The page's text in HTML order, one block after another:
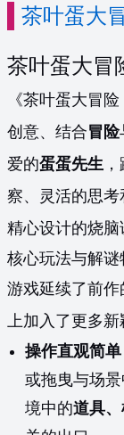
茶叶蛋大
茶叶蛋大冒
《茶叶蛋大冒
创意、结合冒险
爱的蛋蛋先生
察、灵活的思
精心设计的烧脑
核心玩法与解谜
游戏延续了前
上加入了更多新
操作直观简单
或拖曳与场
境中的道具